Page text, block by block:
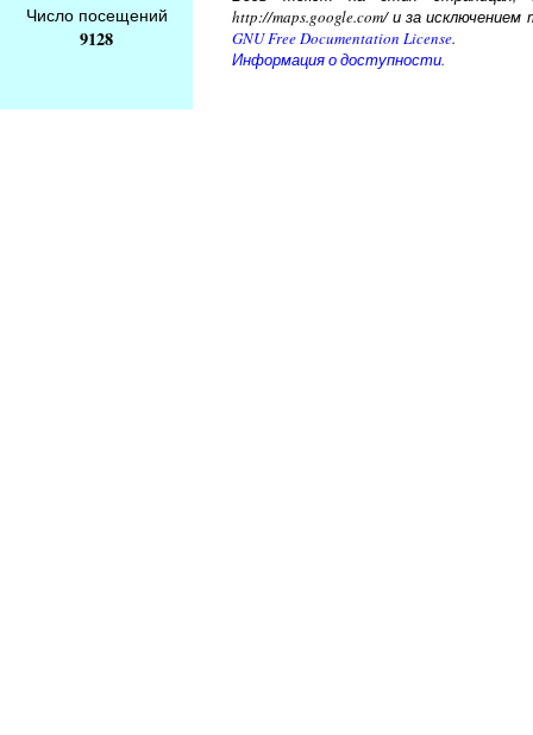
Число посещений
9128
http://maps.google.com/ и за
GNU Free Documentation License.
Информация о доступности.